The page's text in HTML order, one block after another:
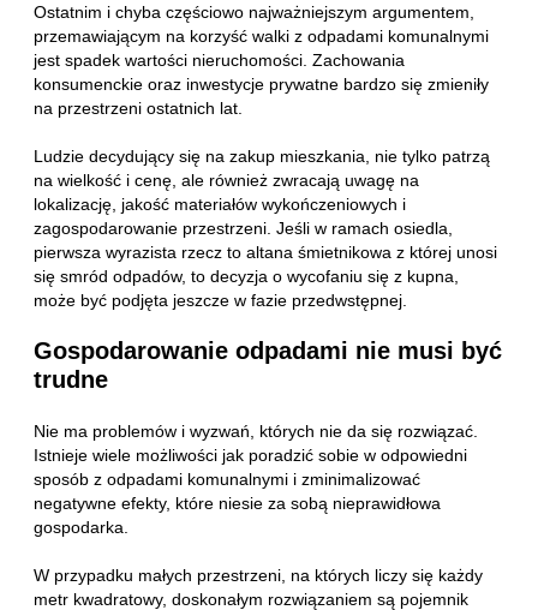
Ostatnim i chyba częściowo najważniejszym argumentem,
przemawiającym na korzyść walki z odpadami komunalnymi
jest spadek wartości nieruchomości. Zachowania
konsumenckie oraz inwestycje prywatne bardzo się zmieniły
na przestrzeni ostatnich lat.
Ludzie decydujący się na zakup mieszkania, nie tylko patrzą
na wielkość i cenę, ale również zwracają uwagę na
lokalizację, jakość materiałów wykończeniowych i
zagospodarowanie przestrzeni. Jeśli w ramach osiedla,
pierwsza wyrazista rzecz to altana śmietnikowa z której unosi
się smród odpadów, to decyzja o wycofaniu się z kupna,
może być podjęta jeszcze w fazie przedwstępnej.
Gospodarowanie odpadami nie musi być
trudne
Nie ma problemów i wyzwań, których nie da się rozwiązać.
Istnieje wiele możliwości jak poradzić sobie w odpowiedni
sposób z odpadami komunalnymi i zminimalizować
negatywne efekty, które niesie za sobą nieprawidłowa
gospodarka.
W przypadku małych przestrzeni, na których liczy się każdy
metr kwadratowy, doskonałym rozwiązaniem są pojemnik